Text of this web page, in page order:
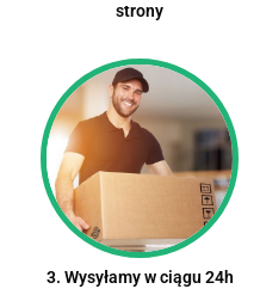
strony
3. Wysyłamy w ciągu 24h